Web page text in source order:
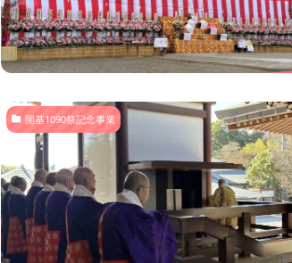
開基1090祭記念事業